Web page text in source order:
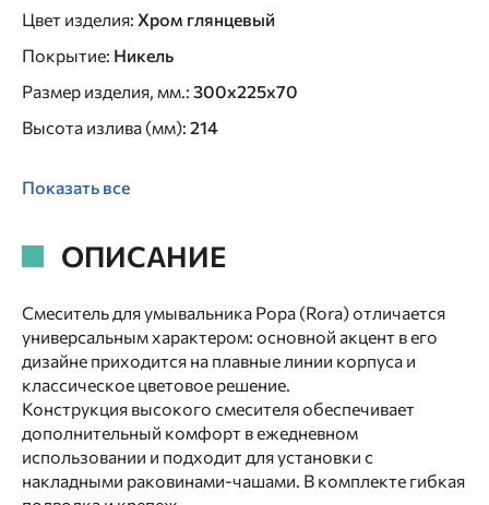
Цвет изделия: Хром глянцевый
Покрытие: Никель
Размер изделия, мм.: 300x225x70
Высота излива (мм): 214
Показать все
ОПИСАНИЕ
Смеситель для умывальника Рора (Rora) отличается
универсальным характером: основной акцент в его
дизайне приходится на плавные линии корпуса и
классическое цветовое решение.
Конструкция высокого смесителя обеспечивает
дополнительный комфорт в ежедневном
использовании и подходит для установки с
накладными раковинами-чашами. В комплекте гибкая